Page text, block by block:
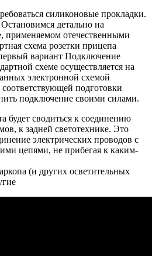
силиконовые прокладки.
детально на
применяемом отечественными
схема розетки прицепа
вариант Подключение
схеме осуществляется на
электронной схемой
подготовки
подключение своими силами.
будет сводиться к соединению
к задней светотехнике. Это
электрических проводов с
цепями, не прибегая к каким-
(и других осветительных